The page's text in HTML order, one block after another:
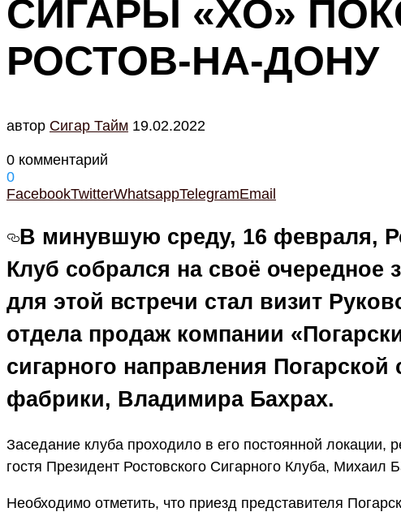
СИГАРЫ «XO»
РОСТОВ-НА-ДОНУ
автор Cигар Тайм 19.02.2022
0 комментарий
0
FacebookTwitterWhatsappTelegramEmail
В минувшую среду, 16 февраля,
Клуб собрался на своё очередное
для этой встречи стал визит
отдела продаж компании
сигарного направления Погарской
фабрики, Владимира Бахрах.
Заседание клуба проходило в его постоянной локации,
гостя Президент Ростовского Сигарного Клуба, Михаил
Необходимо отметить, что приезд представителя